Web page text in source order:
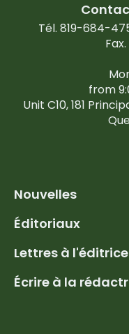
Tél. 819-684-
from
Unit C10, 181
Nouvelles
Éditoriaux
Lettres à l'éditrice
Écrire à la